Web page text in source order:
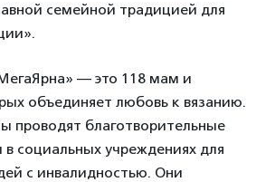
семейной традицией для
— это 118 мам и
объединяет любовь к вязанию.
проводят благотворительные
в социальных учреждениях для
с инвалидностью. Они